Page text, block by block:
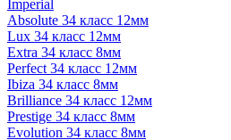
Imperial
Absolute 34 класс 12мм
Lux 34 класс 12мм
Extra 34 класс 8мм
Perfect 34 класс 12мм
Ibiza 34 класс 8мм
Brilliance 34 класс 12мм
Prestige 34 класс 8мм
Evolution 34 класс 8мм